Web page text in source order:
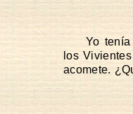
Yo
los
acomete.